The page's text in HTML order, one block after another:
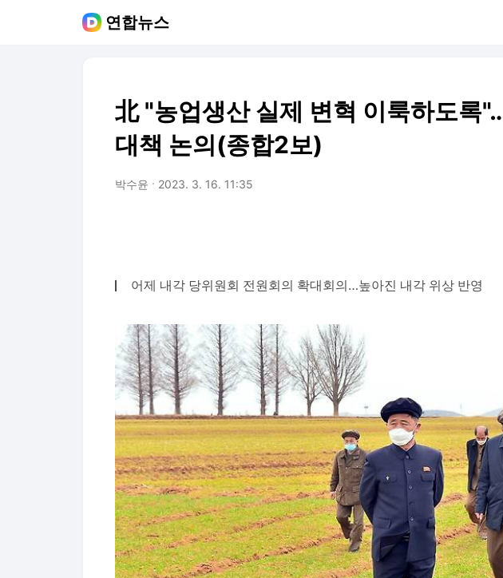
연합뉴스
北 "농업생산 실제 변혁 이룩하도록
대책 논의(종합2보)
박수윤 2023. 3. 16. 11:35
어제 내각 당위원회 전원회의 확대회의…높아진 내각 위상 반영